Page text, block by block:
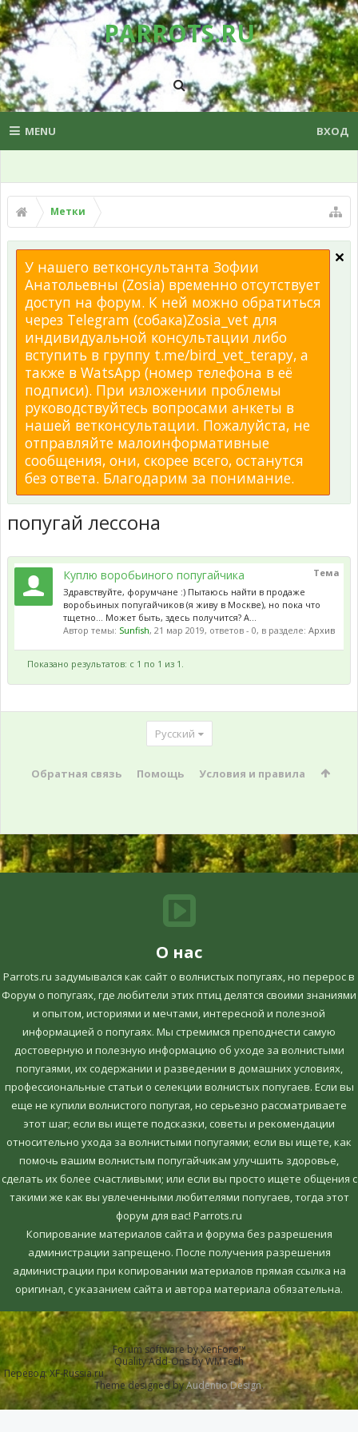
PARROTS.RU
MENU ВХОД
Метки
У нашего ветконсультанта Зофии
Анатольевны (Zosia) временно отсутствует
доступ на форум. К ней можно обратиться
через Telegram (собака)Zosia_vet для
индивидуальной консультации либо
вступить в группу t.me/bird_vet_terapy, а
также в WatsApp (номер телефона в её
подписи). При изложении проблемы
руководствуйтесь вопросами анкеты в
нашей ветконсультации. Пожалуйста, не
отправляйте малоинформативные
сообщения, они, скорее всего, останутся
без ответа. Благодарим за понимание.
попугай лессона
Тема
Куплю воробьиного попугайчика
Здравствуйте, форумчане :) Пытаюсь найти в продаже
воробьиных попугайчиков (я живу в Москве), но пока что
тщетно... Может быть, здесь получится? А...
Автор темы: Sunfish, 21 мар 2019, ответов - 0, в разделе: Архив
Показано результатов: с 1 по 1 из 1.
Русский
Обратная связь Помощь Условия и правила
О нас
Parrots.ru задумывался как сайт о волнистых попугаях, но перерос в
Форум о попугаях, где любители этих птиц делятся своими знаниями
и опытом, историями и мечтами, интересной и полезной
информацией о попугаях. Мы стремимся преподнести самую
достоверную и полезную информацию об уходе за волнистыми
попугаями, их содержании и разведении в домашних условиях,
профессиональные статьи о селекции волнистых попугаев. Если вы
еще не купили волнистого попугая, но серьезно рассматриваете
этот шаг; если вы ищете подсказки, советы и рекомендации
относительно ухода за волнистыми попугаями; если вы ищете, как
помочь вашим волнистым попугайчикам улучшить здоровье,
сделать их более счастливыми; или если вы просто ищете общения с
такими же как вы увлеченными любителями попугаев, тогда этот
форум для вас! Parrots.ru
Копирование материалов сайта и форума без разрешения
администрации запрещено. После получения разрешения
администрации при копировании материалов прямая ссылка на
оригинал, c указанием сайта и автора материала обязательна.
Forum software by XenForo™
Quality Add-Ons by WMTech
Перевод:XF-Russia.ru
Theme designed byAudentio Design.